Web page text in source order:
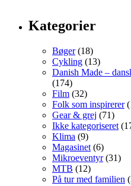
Kategorier
Bøger(18)
Cykling (13)
Danish Made –
(174)
Film (32)
Folk som inspirerer
Gear & grej (71)
Ikke kategoriseret
Klima (9)
Magasinet (6)
Mikroeventyr(31)
MTB (12)
På tur med familien